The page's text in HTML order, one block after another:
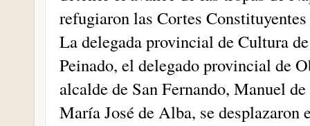
refugiaron las Cortes
La delegada provincial de Cultura
Peinado, el delegado provincial de
alcalde de San Fernando, Manuel
María José de Alba, se